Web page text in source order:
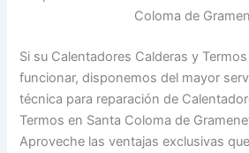
Coloma de
Si su Calentadores Calderas y
funcionar, disponemos del mayor
técnica para reparación de
Termos en Santa Coloma de
Aproveche las ventajas exclusivas